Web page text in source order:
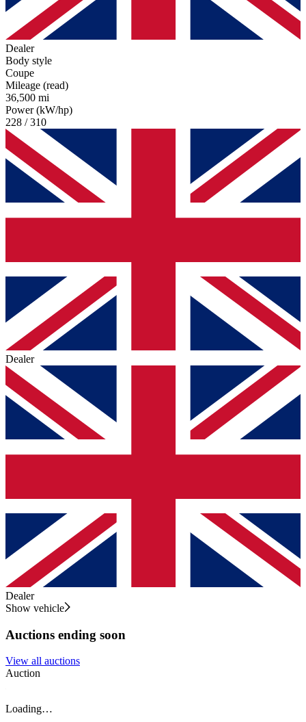
Dealer
Body style
Coupe
Mileage (read)
36,500 mi
Power (kW/hp)
228 / 310
Dealer
Dealer
Show vehicle
Auctions ending soon
View all auctions
Auction
Loading…